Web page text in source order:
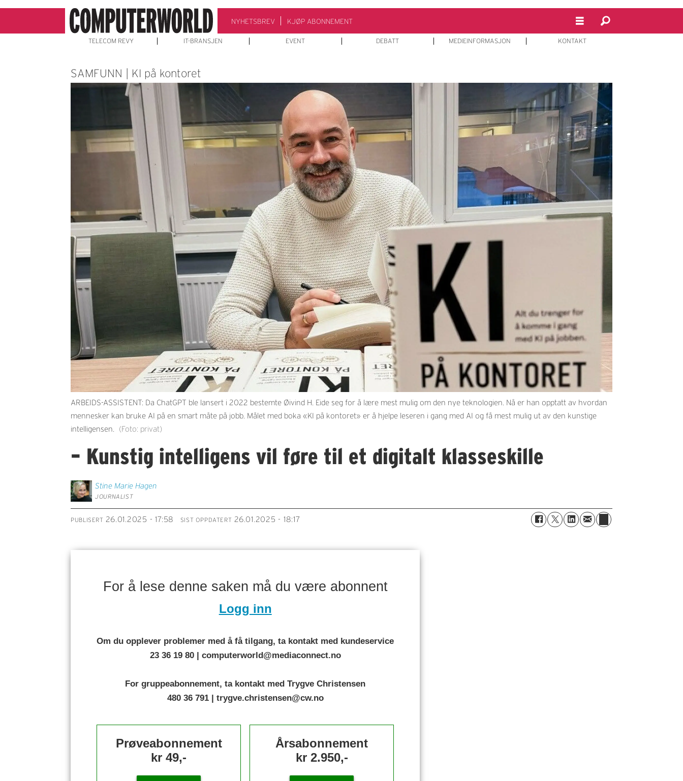
NYHETSBREV KJØP ABONNEMENT
TELECOM REVY IT-BRANSJEN EVENT DEBATT MEDIEINFORMASJON KONTAKT
SAMFUNN | KI på kontoret
ARBEIDS-ASSISTENT: Da ChatGPT ble lansert i 2022 bestemte Øivind H. Eide seg for å lære mest mulig om den nye teknologien. Nå er han opptatt av hvordan
mennesker kan bruke AI på en smart måte på jobb. Målet med boka «KI på kontoret» er å hjelpe leseren i gang med AI og få mest mulig ut av den kunstige
intelligensen.
(Foto: privat)
– Kunstig intelligens vil føre til et digitalt klasseskille
Stine Marie Hagen
JOURNALIST
PUBLISERT 26.01.2025 - 17:58 SIST OPPDATERT 26.01.2025 - 18:17
For å lese denne saken må du være abonnent
Logg inn
Om du opplever problemer med å få tilgang, ta kontakt med kundeservice
23 36 19 80 | computerworld@mediaconnect.no
For gruppeabonnement, ta kontakt med Trygve Christensen
480 36 791 | trygve.christensen@cw.no
Prøveabonnement
kr 49,-
Årsabonnement
kr 2.950,-